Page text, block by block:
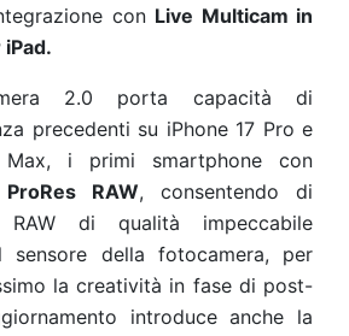
con Live Multicam in
2.0 porta capacità di
precedenti su iPhone 17 Pro e
i primi smartphone con
ProRes RAW, consentendo di
di qualità impeccabile
sensore della fotocamera, per
la creatività in fase di post-
introduce anche la